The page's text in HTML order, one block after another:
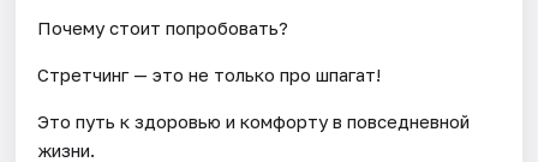
Почему стоит попробовать?
Стретчинг — это не только про шпагат!
Это путь к здоровью и комфорту в повседневной
жизни.